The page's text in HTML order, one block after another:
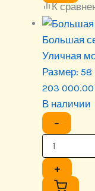
К
Большая
Уличная
Размер: 58
203 000.00
В наличии
−
+